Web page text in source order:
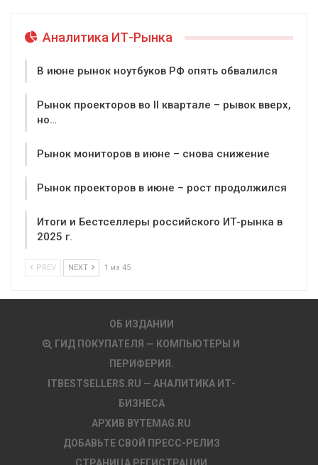
Аналитика ИТ-Рынка
В июне рынок ноутбуков РФ опять обвалился
Рынок проекторов во II квартале – рывок вверх,
но…
Рынок мониторов в июне – снова снижение
Рынок проекторов в июне – рост продолжился
Итоги и Бестселлеры российского ИТ-рынка в
2025 г.
PREV NEXT 1 из 45
ОБ ИЗДАНИИ
ГИД ПОКУПАТЕЛЯ — КОМПЬЮТЕРЫ И
ПЕРИФЕРИЯ.
ITBESTSELLERS.RU — АНАЛИТИКА ИТ-
БИЗНЕСА
АРХИВ BYTEMAG.RU
ДОБАВЬТЕ СВОЙ ПРЕСС-РЕЛИЗ